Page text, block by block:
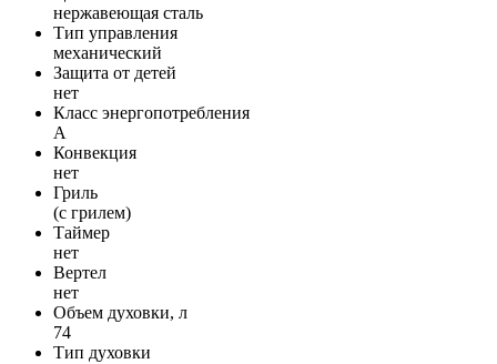
нержавеющая сталь
Тип управления
механический
Защита от детей
нет
Класс энергопотребления
A
Конвекция
нет
Гриль
(с грилем)
Таймер
нет
Вертел
нет
Объем духовки, л
74
Тип духовки